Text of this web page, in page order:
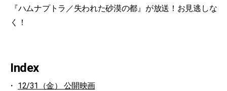
『ハムナプトラ／失われた砂漠の都』が放送！お見逃しな
く！
Index
12/31（金） 公開映画